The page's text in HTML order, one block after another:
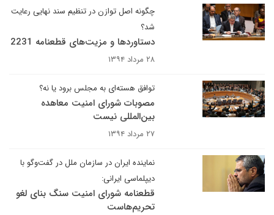
چگونه اصل توازن در تنظیم سند نهایی رعایت
شد؟
دستاوردها و مزیت‌های قطعنامه 2231
۲۸ مرداد ۱۳۹۴
توافق هسته‌ای به مجلس برود یا نه؟
مصوبات شورای امنیت معاهده
بین‌المللی نیست
۲۷ مرداد ۱۳۹۴
نماینده ایران در سازمان ملل در گفت‌وگو با
دیپلماسی ایرانی:
قطعنامه شورای امنیت سنگ بنای لغو
تحریم‌هاست